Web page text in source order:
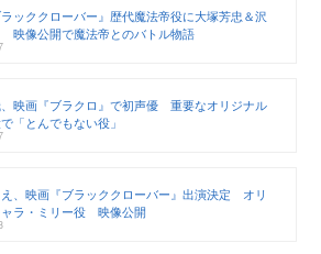
ッククローバー』歴代魔法帝役に大塚芳忠＆沢
映像公開で魔法帝とのバトル物語
映画『ブラクロ』で初声優 重要なオリジナル
「とんでもない役」
、映画『ブラッククローバー』出演決定 オリ
ャラ・ミリー役 映像公開